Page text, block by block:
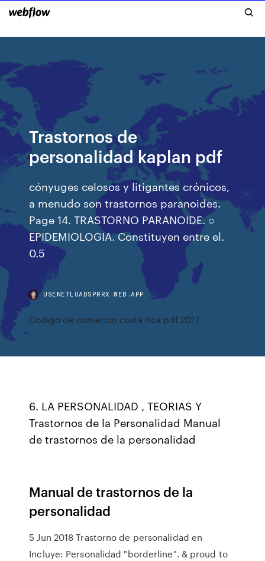
Trastornos de
personalidad kaplan pdf
cónyuges celosos y litigantes crónicos,
a menudo son trastornos paranoides.
Page 14. TRASTORNO PARANOIDE. ○
EPIDEMIOLOGIA. Constituyen entre el.
0.5
USENETLOADSPRRX.WEB.APP
Codigo de comercio costa rica pdf 2017
6. LA PERSONALIDAD , TEORIAS Y
Trastornos de la Personalidad Manual
de trastornos de la personalidad
Manual de trastornos de la
personalidad
5 Jun 2018 Trastorno de personalidad en
Incluye: Personalidad "borderline". & proud to